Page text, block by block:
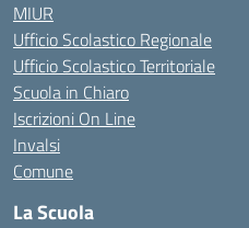
MIUR
Ufficio Scolastico Regionale
Ufficio Scolastico Territoriale
Scuola in Chiaro
Iscrizioni On Line
Invalsi
Comune
La Scuola